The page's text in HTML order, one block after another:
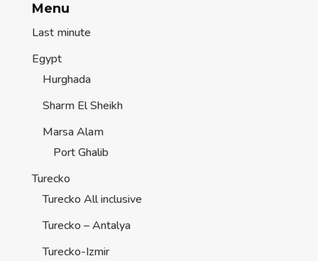
Menu
Last minute
Egypt
Hurghada
Sharm El Sheikh
Marsa Alam
Port Ghalib
Turecko
Turecko All inclusive
Turecko – Antalya
Turecko-Izmir